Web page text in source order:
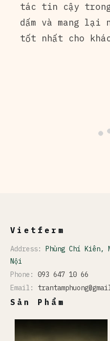
tác tin cậy trong
dấm và mang lại
tốt nhất cho
Vietferm
Address: Phùng Chí Kiên,
Nội
Phone: 093 647 10 66
Email:
Sản Phẩm